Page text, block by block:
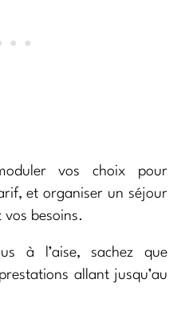
vos choix pour
et organiser un séjour
vos besoins.
à l’aise, sachez que
allant jusqu’au